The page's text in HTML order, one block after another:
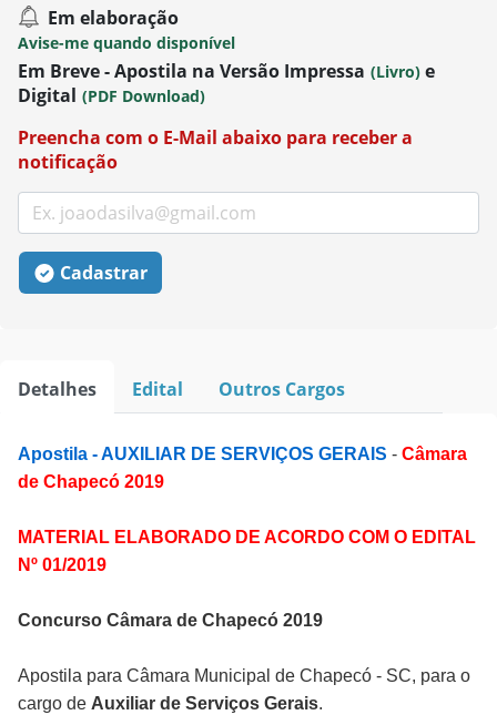
Em elaboração
Avise-me quando disponível
Em Breve - Apostila na Versão Impressa (Livro) e
Digital (PDF Download)
Preencha com o E-Mail abaixo para receber a
notificação
Cadastrar
Detalhes Edital Outros Cargos
Apostila - AUXILIAR DE SERVIÇOS GERAIS - Câmara
de Chapecó 2019
MATERIAL ELABORADO DE ACORDO COM O EDITAL
Nº 01/2019
Concurso Câmara de Chapecó 2019
Apostila para Câmara Municipal de Chapecó - SC, para o
cargo de Auxiliar de Serviços Gerais.